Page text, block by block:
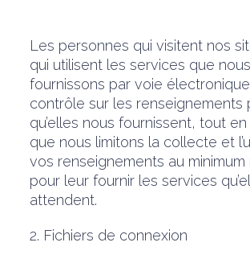
Les personnes qui visitent nos
qui utilisent les services que nous
fournissons par voie
contrôle sur les renseignements
qu’elles nous fournissent, tout en
que nous limitons la collecte et
vos renseignements au minimum
pour leur fournir les services
attendent.
2. Fichiers de connexion